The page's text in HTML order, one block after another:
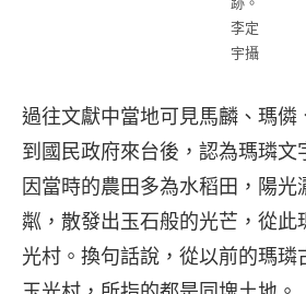
李定
宇攝
過往文獻中當地可見馬麟、瑪僯
到國民政府來台後，認為瑪璘文
因當時的農田多為水稻田，陽光
粼，散發出玉石般的光芒，從此
光村。換句話說，從以前的瑪璘